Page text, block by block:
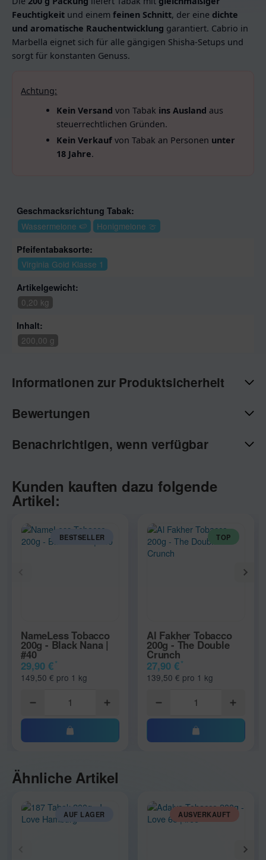
Feuchtigkeit und einem feinen Schnitt, der eine dichte
und aromatische Rauchentwicklung garantiert. Cabrio in
Marbella eignet sich für alle gängigen Shisha-Setups und
sorgt für konstanten Genuss.
Achtung:
Kein Versand von Tabak ins Ausland aus
steuerrechtlichen Gründen.
Kein Verkaufvon Tabak an Personen unter
18 Jahre.
Geschmacksrichtung Tabak:
Wassermelone 🍉
Honigmelone 🍈
Pfeifentabaksorte:
Virginia Gold Klasse 1
Artikelgewicht:
0,20 kg
Inhalt:
200,00 g
Informationen zur Produktsicherheit
Bewertungen
Benachrichtigen, wenn verfügbar
Kunden kauften dazu folgende
Artikel:
BESTSELLER
NameLess Tobacco
200g - Black Nana |
#40
29,90 €*
149,50 € pro 1 kg
TOP
Al Fakher Tobacco
200g - The Double
Crunch
27,90 €*
139,50 € pro 1 kg
Ähnliche Artikel
AUF LAGER AUSVERKAUFT